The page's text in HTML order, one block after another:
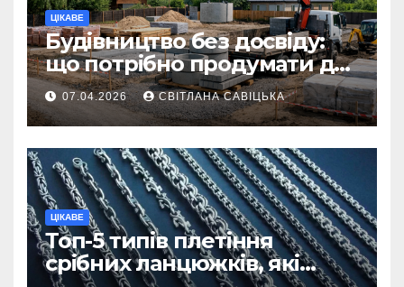
ЦІКАВЕ
Будівництво без досвіду:
що потрібно продумати до
першої доставки на
ділянку
07.04.2026 СВІТЛАНА САВІЦЬКА
ЦІКАВЕ
Топ-5 типів плетіння
срібних ланцюжків, які